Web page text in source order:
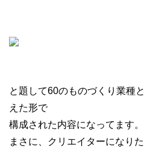
と題して60のものづくり業種
えた形で
構成された内容になってます。
まさに、クリエイターになり